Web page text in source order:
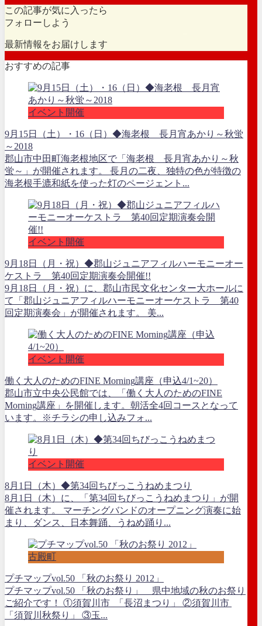
この記事が気に入ったら
フォローしよう
最新情報をお届けします
おすすめの記事
イベント開催
9月15日（土）・16（日）◆海老根 長月宵あかり～秋蛍
～2018
郡山市中田町海老根地区で「海老根 長月宵あかり～秋
蛍～」が開催されます。 長月の二夜、独特の色が特徴の
海老根手漉和紙を使った灯のページェント...
イベント開催
9月18日（月・祝）◆郡山ジュニアフィルハーモニーオー
ケストラ 第40回定期演奏会開催!!
9月18日（月・祝）に、郡山市民文化センター大ホールに
て「郡山ジュニアフィルハーモニーオーケストラ 第40
回定期演奏会」が開催されます。 美...
イベント開催
働く大人のためのFINE Morning講座（申込4/1~20）
郡山市立中央公民館では、「働く大人のためのFINE
Morning講座」を開催します。朝活全4回コースとなって
います。※チラシの申し込みフォ...
イベント開催
8月1日（木）◆第34回ちびっこうねめまつり
8月1日（木）に、「第34回ちびっこうねめまつり」が開
催されます。 マーチングバンドのオープニング演奏に始
まり、ダンス、日本舞踊、うねめ踊り...
古殿町
プチマップvol.50 「秋のお祭り 2012」
プチマップvol.50 「秋のお祭り」 県中地域の秋のお祭り
ご紹介です！ ①須賀川市 「長沼まつり」 ②須賀川市
「須賀川秋祭り」 ③玉...